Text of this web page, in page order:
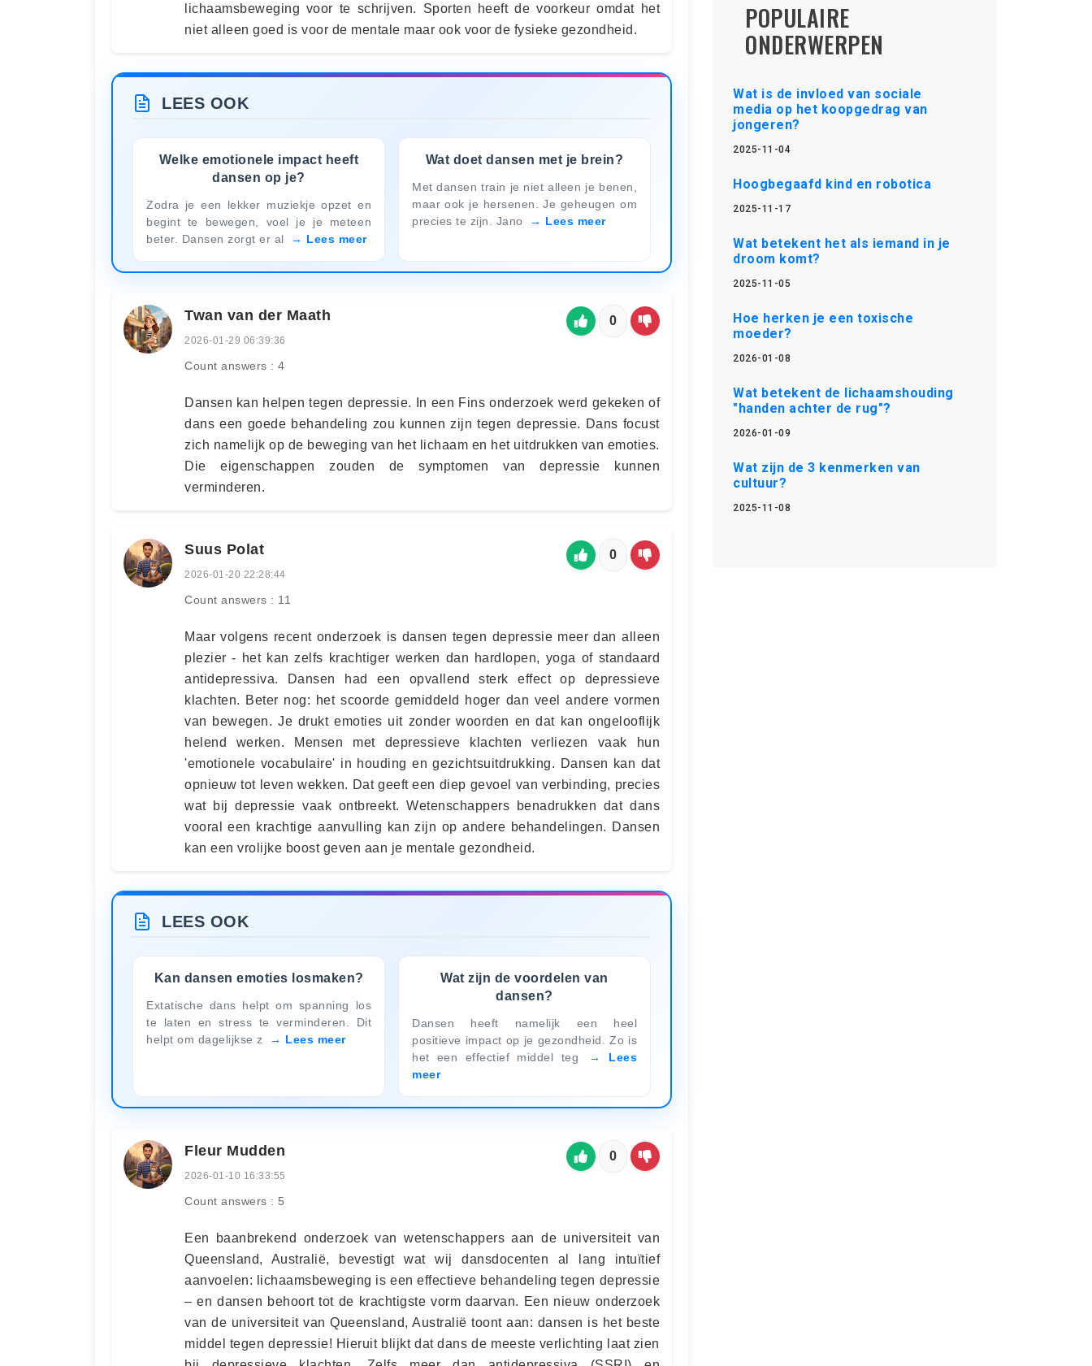
lichaamsbeweging voor te schrijven. Sporten heeft de voorkeur omdat het
niet alleen goed is voor de mentale maar ook voor de fysieke gezondheid.
LEES OOK
Welke emotionele impact heeft
dansen op je?
Zodra je een lekker muziekje opzet en
begint te bewegen, voel je je meteen
beter. Dansen zorgt er al
Lees meer
Wat doet dansen met je brein?
Met dansen train je niet alleen je benen,
maar ook je hersenen. Je geheugen om
precies te zijn. Jano
Lees meer
Twan van der Maath
2026-01-29 06:39:36
Count answers : 4
0
Dansen kan helpen tegen depressie. In een Fins onderzoek werd gekeken of
dans een goede behandeling zou kunnen zijn tegen depressie. Dans focust
zich namelijk op de beweging van het lichaam en het uitdrukken van emoties.
Die eigenschappen zouden de symptomen van depressie kunnen
verminderen.
Suus Polat
2026-01-20 22:28:44
Count answers : 11
0
Maar volgens recent onderzoek is dansen tegen depressie meer dan alleen
plezier - het kan zelfs krachtiger werken dan hardlopen, yoga of standaard
antidepressiva. Dansen had een opvallend sterk effect op depressieve
klachten. Beter nog: het scoorde gemiddeld hoger dan veel andere vormen
van bewegen. Je drukt emoties uit zonder woorden en dat kan ongelooflijk
helend werken. Mensen met depressieve klachten verliezen vaak hun
'emotionele vocabulaire' in houding en gezichtsuitdrukking. Dansen kan dat
opnieuw tot leven wekken. Dat geeft een diep gevoel van verbinding, precies
wat bij depressie vaak ontbreekt. Wetenschappers benadrukken dat dans
vooral een krachtige aanvulling kan zijn op andere behandelingen. Dansen
kan een vrolijke boost geven aan je mentale gezondheid.
LEES OOK
Kan dansen emoties losmaken?
Extatische dans helpt om spanning los
te laten en stress te verminderen. Dit
helpt om dagelijkse z
Lees meer
Wat zijn de voordelen van
dansen?
Dansen heeft namelijk een heel
positieve impact op je gezondheid. Zo is
het een effectief middel teg
Lees
meer
Fleur Mudden
2026-01-10 16:33:55
Count answers : 5
0
Een baanbrekend onderzoek van wetenschappers aan de universiteit van
Queensland, Australië, bevestigt wat wij dansdocenten al lang intuïtief
aanvoelen: lichaamsbeweging is een effectieve behandeling tegen depressie
– en dansen behoort tot de krachtigste vorm daarvan. Een nieuw onderzoek
van de universiteit van Queensland, Australië toont aan: dansen is het beste
middel tegen depressie! Hieruit blijkt dat dans de meeste verlichting laat zien
POPULAIRE
ONDERWERPEN
Wat is de invloed van sociale
media op het koopgedrag van
jongeren?
2025-11-04
Hoogbegaafd kind en robotica
2025-11-17
Wat betekent het als iemand in je
droom komt?
2025-11-05
Hoe herken je een toxische
moeder?
2026-01-08
Wat betekent de lichaamshouding
"handen achter de rug"?
2026-01-09
Wat zijn de 3 kenmerken van
cultuur?
2025-11-08